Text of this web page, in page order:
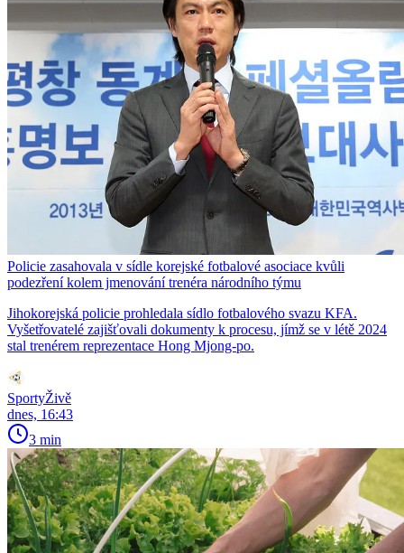
Policie zasahovala v sídle korejské fotbalové asociace kvůli
podezření kolem jmenování trenéra národního týmu
Jihokorejská policie prohledala sídlo fotbalového svazu KFA.
Vyšetřovatelé zajišťovali dokumenty k procesu, jímž se v létě 2024
stal trenérem reprezentace Hong Mjong-po.
SportyŽivě
dnes, 16:43
3 min